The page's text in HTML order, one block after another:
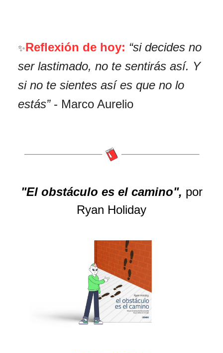
✨Reflexión de hoy: “si decides no
ser lastimado, no te sentirás así. Y
si no te sientes así es que no lo
estás”- Marco Aurelio
"El obstáculo es el camino", por
Ryan Holiday